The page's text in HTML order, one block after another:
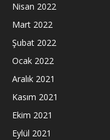
Nisan 2022
Mart 2022
Şubat 2022
Ocak 2022
Aralık 2021
Kasım 2021
Ekim 2021
Eylül 2021